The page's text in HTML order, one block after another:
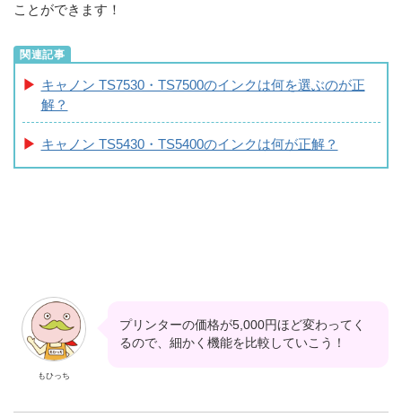
ことができます！
キャノン TS7530・TS7500のインクは何を選ぶのが正
解？
キャノン TS5430・TS5400のインクは何が正解？
もひっち
プリンターの価格が5,000円ほど変わってく
るので、細かく機能を比較していこう！